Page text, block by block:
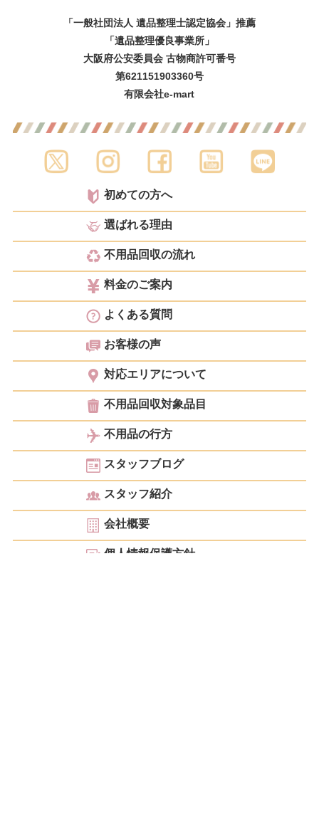
「一般社団法人 遺品整理士認定協会」推薦
「遺品整理優良事業所」
大阪府公安委員会 古物商許可番号
第621151903360号
有限会社e-mart
初めての方へ
選ばれる理由
不用品回収の流れ
料金のご案内
よくある質問
お客様の声
対応エリアについて
不用品回収対象品目
不用品の行方
スタッフブログ
スタッフ紹介
会社概要
個人情報保護方針